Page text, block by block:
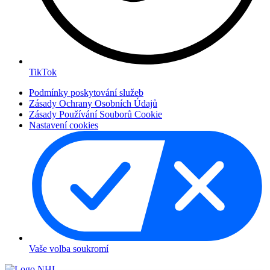
TikTok
Podmínky poskytování služeb
Zásady Ochrany Osobních Údajů
Zásady Používání Souborů Cookie
Nastavení cookies
Vaše volba soukromí